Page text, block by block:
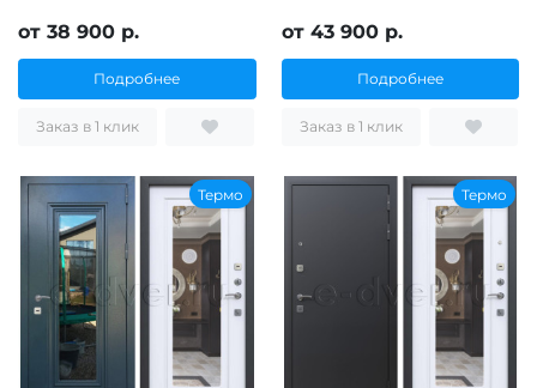
от 38 900 р.
Подробнее
Заказ в 1 клик
от 43 900 р.
Подробнее
Заказ в 1 клик
Термо Термо